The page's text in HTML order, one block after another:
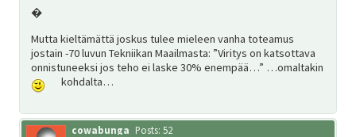
�
Mutta kieltämättä joskus tulee mieleen vanha toteamus
jostain -70 luvun Tekniikan Maailmasta: ”Viritys on katsottava
onnistuneeksi jos teho ei laske 30% enempää…” …omaltakin
kohdalta…
cowabunga Posts: 52